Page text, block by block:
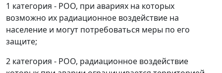
1 категория - РОО, при авариях на которых
возможно их радиационное воздействие на
население и могут потребоваться меры по его
защите;
2 категория - РОО, радиационное воздействие